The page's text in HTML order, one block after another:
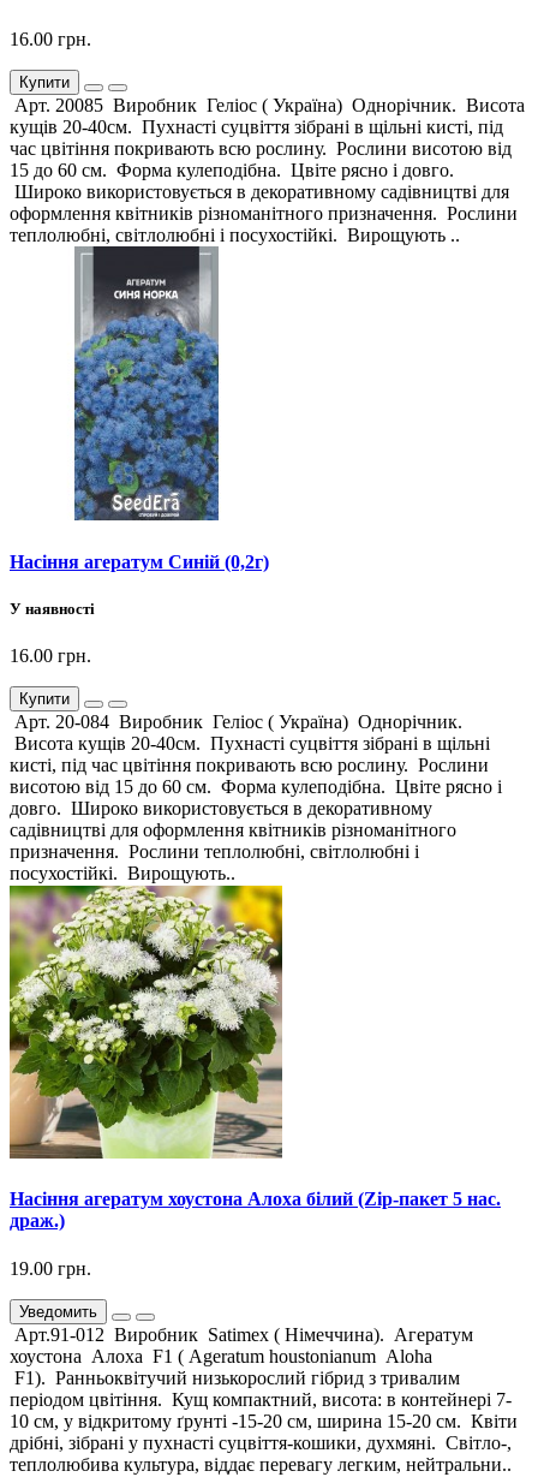
16.00 грн.
Купити
Арт. 20085 Виробник Геліос ( Україна) Однорічник. Висота
кущів 20-40см. Пухнасті суцвіття зібрані в щільні кисті, під
час цвітіння покривають всю рослину. Рослини висотою від
15 до 60 см. Форма кулеподібна. Цвіте рясно і довго.
Широко використовується в декоративному садівництві для
оформлення квітників різноманітного призначення. Рослини
теплолюбні, світлолюбні і посухостійкі. Вирощують ..
Насіння агератум Синій (0,2г)
У наявності
16.00 грн.
Купити
Арт. 20-084 Виробник Геліос ( Україна) Однорічник.
Висота кущів 20-40см. Пухнасті суцвіття зібрані в щільні
кисті, під час цвітіння покривають всю рослину. Рослини
висотою від 15 до 60 см. Форма кулеподібна. Цвіте рясно і
довго. Широко використовується в декоративному
садівництві для оформлення квітників різноманітного
призначення. Рослини теплолюбні, світлолюбні і
посухостійкі. Вирощують..
Насіння агератум хоустона Алоха білий (Zip-пакет 5 нас.
драж.)
19.00 грн.
Уведомить
Арт.91-012 Виробник Satimex ( Німеччина). Агератум
хоустона Алоха F1 ( Ageratum houstonianum Aloha
F1). Ранньоквітучий низькорослий гібрид з тривалим
періодом цвітіння. Кущ компактний, висота: в контейнері 7-
10 см, у відкритому ґрунті -15-20 см, ширина 15-20 см. Квіти
дрібні, зібрані у пухнасті суцвіття-кошики, духмяні. Світло-,
теплолюбива культура, віддає перевагу легким, нейтральни..